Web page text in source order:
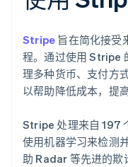
Stripe 旨在简化接受
程。通过使用 Stripe
理多种货币、支付方
以帮助降低成本，提
Stripe 处理来自 197
使用机器学习来检测
助 Radar 等先进的欺
阿联酋
English
爱尔兰
English